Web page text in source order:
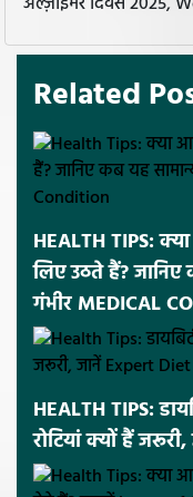
Related
HEALTH TIPS:
लिए उठते हैं?
गंभीर MEDICAL
HEALTH TIPS:
रोटियां क्यों हैं